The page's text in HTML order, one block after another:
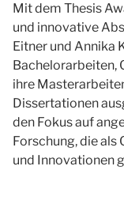
Mit dem Thesis
und innovative
Eitner und Annika
Bachelorarbeiten,
ihre
Dissertationen
den Fokus auf
Forschung, die
und Innovationen